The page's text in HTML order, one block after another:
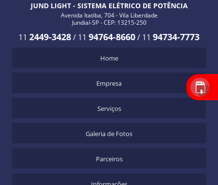
JUND LIGHT - SISTEMA ELÉTRICO DE POTÊNCIA
Avenida Itatiba, 704 - Vila Liberdade
Jundiaí-SP - CEP: 13215-250
11 2449-3428/ 11 94764-8660/ 11 94734-7773
Home
Empresa
Serviços
Galeria de Fotos
Parceiros